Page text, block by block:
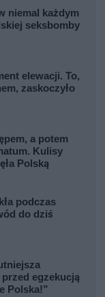
niemal każdym
seksbomby
elewacji. To,
zaskoczyło
a potem
Kulisy
Polską
podczas
do dziś
egzekucją
Polska!”